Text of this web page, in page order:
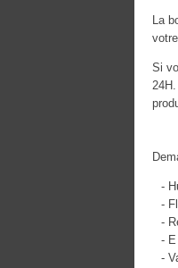
La
Si
-
-
-
- E
-